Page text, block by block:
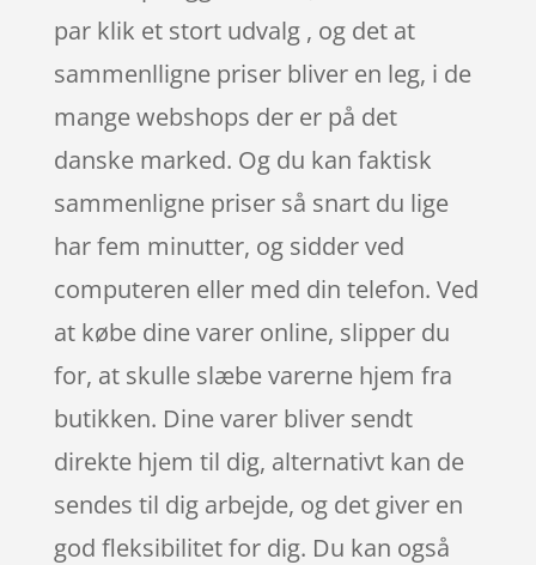
par klik et stort udvalg , og det at
sammenlligne priser bliver en leg, i de
mange webshops der er på det
danske marked. Og du kan faktisk
sammenligne priser så snart du lige
har fem minutter, og sidder ved
computeren eller med din telefon. Ved
at købe dine varer online, slipper du
for, at skulle slæbe varerne hjem fra
butikken. Dine varer bliver sendt
direkte hjem til dig, alternativt kan de
sendes til dig arbejde, og det giver en
god fleksibilitet for dig. Du kan også